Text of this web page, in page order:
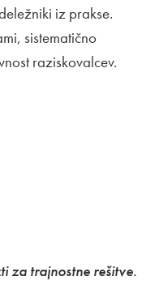
iz prakse.
sistematično
raziskovalcev.
za trajnostne rešitve.